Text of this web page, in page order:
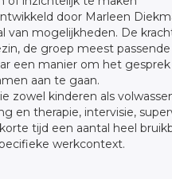
door Marleen
van mogelijkheden. De
de groep meest
een manier om het
aan te gaan.
zowel kinderen als
en therapie, intervisie,
tijd een aantal heel
werkcontext.